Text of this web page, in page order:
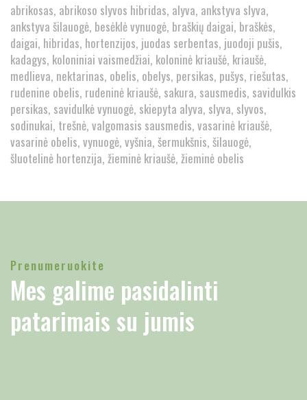
abrikosas abrikoso slyvos hibridas alyva ankstyva slyva
ankstyva šilauogė besėklė vynuogė braškių daigai braškės
daigai hibridas hortenzijos juodas serbentas juodoji pušis
kadagys koloniniai vaismedžiai koloninė kriaušė kriaušė
medlieva nektarinas obelis obelys persikas pušys riešutas
rudenine obelis rudeninė kriaušė sakura sausmedis savidulkis
persikas savidulkė vynuogė skiepyta alyva slyva slyvos
sodinukai trešnė valgomasis sausmedis vasarinė kriaušė
vasarinė obelis vynuogė vyšnia šermukšnis šilauogė
šluotelinė hortenzija žieminė kriaušė žieminė obelis
Prenumeruokite
Mes galime pasidalinti
patarimais su jumis